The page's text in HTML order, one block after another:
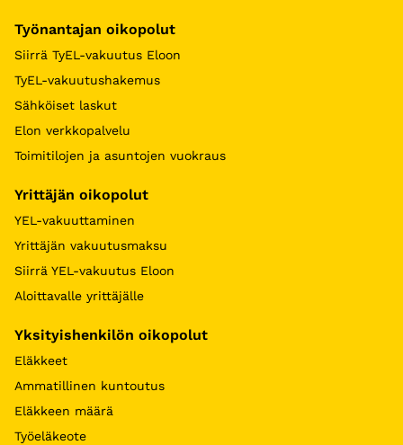
Työnantajan oikopolut
Siirrä TyEL-vakuutus Eloon
TyEL-vakuutushakemus
Sähköiset laskut
Elon verkkopalvelu
Toimitilojen ja asuntojen vuokraus
Yrittäjän oikopolut
YEL-vakuuttaminen
Yrittäjän vakuutusmaksu
Siirrä YEL-vakuutus Eloon
Aloittavalle yrittäjälle
Yksityishenkilön oikopolut
Eläkkeet
Ammatillinen kuntoutus
Eläkkeen määrä
Työeläkeote